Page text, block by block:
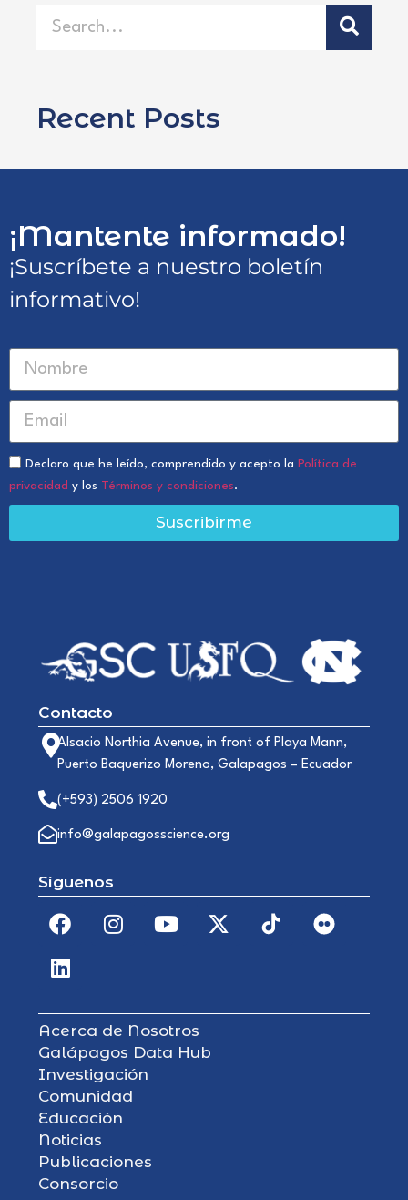
Recent Posts
¡Mantente informado!
¡Suscríbete a nuestro boletín
informativo!
Declaro que he leído, comprendido y acepto la Política de
privacidad y los Términos y condiciones.
Suscribirme
Contacto
Alsacio Northia Avenue, in front of Playa Mann,
Puerto Baquerizo Moreno, Galapagos – Ecuador
(+593) 2506 1920
info@galapagosscience.org
Síguenos
Acerca de Nosotros
Galápagos Data Hub
Investigación
Comunidad
Educación
Noticias
Publicaciones
Consorcio